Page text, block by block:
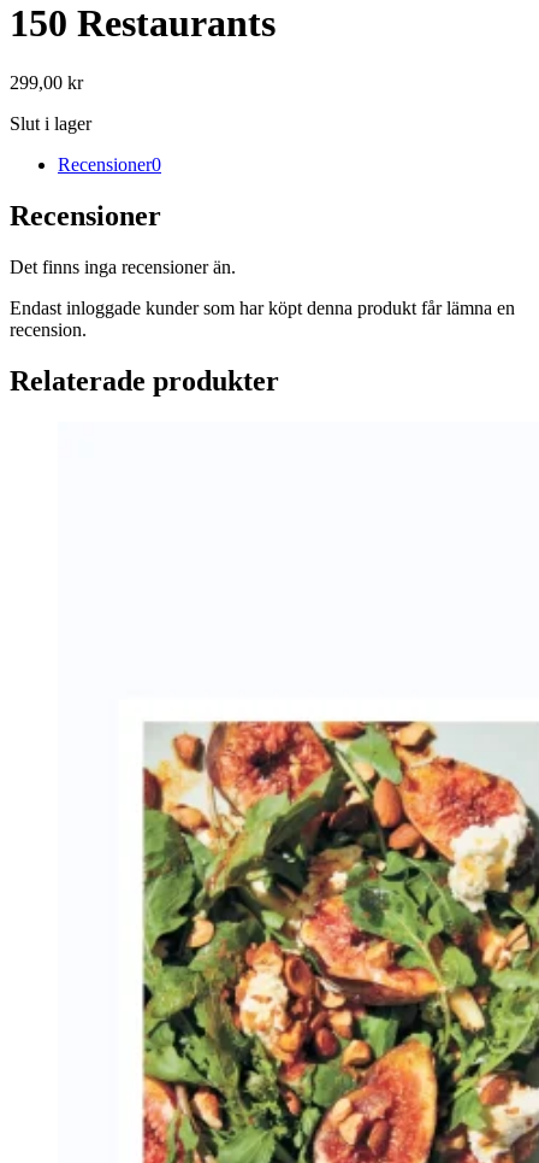
150 Restaurants
299,00 kr
Slut i lager
Recensioner0
Recensioner
Det finns inga recensioner än.
Endast inloggade kunder som har köpt denna produkt får lämna en
recension.
Relaterade produkter